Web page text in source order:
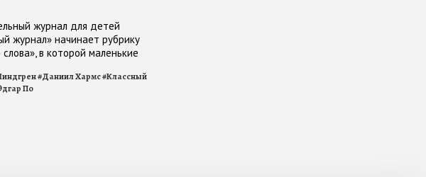
журнал для детей
журнал» начинает рубрику
в которой маленькие
писателями
#Даниил Хармс#Классный
По